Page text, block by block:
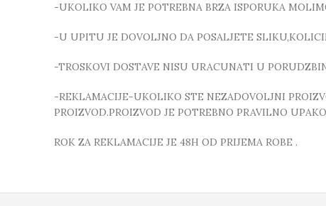
-UKOLIKO VAM JE POTREBNA BRZA ISPORUKA
-U UPITU JE DOVOLJNO DA POSALJETE
-TROSKOVI DOSTAVE NISU URACUNATI U
-REKLAMACIJE-UKOLIKO STE NEZADOVOLJNI
PROIZVOD.PROIZVOD JE POTREBNO PRAVILNO
ROK ZA REKLAMACIJE JE 48H OD PRIJEMA ROBE .